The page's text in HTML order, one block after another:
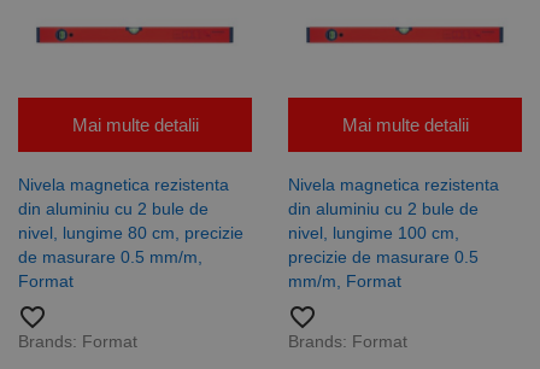
Mai multe detalii
Nivela magnetica rezistenta
din aluminiu cu 2 bule de
nivel, lungime 80 cm, precizie
de masurare 0.5 mm/m,
Format
favorite_border
Brands: Format
Mai multe detalii
Nivela magnetica rezistenta
din aluminiu cu 2 bule de
nivel, lungime 100 cm,
precizie de masurare 0.5
mm/m, Format
favorite_border
Brands: Format
_ga
.rocast.ro
2 ani
Acest nume
de cookie
este asociat
Universal
Analytics -
care este o
actualizare
semnificativă
a serviciului
utilizat. Acest
cookie este
uuid
MediaMath Inc.
sibautomation.com
6 luni 1
zi
Acest
cookie este
utilizat
optimiza
relevanța
publicitară
prin
colectarea
datelor
vizitatorilor
uri web -
acest
Domeniu
sib_cuid .www.rocast.ro
6 luni 1